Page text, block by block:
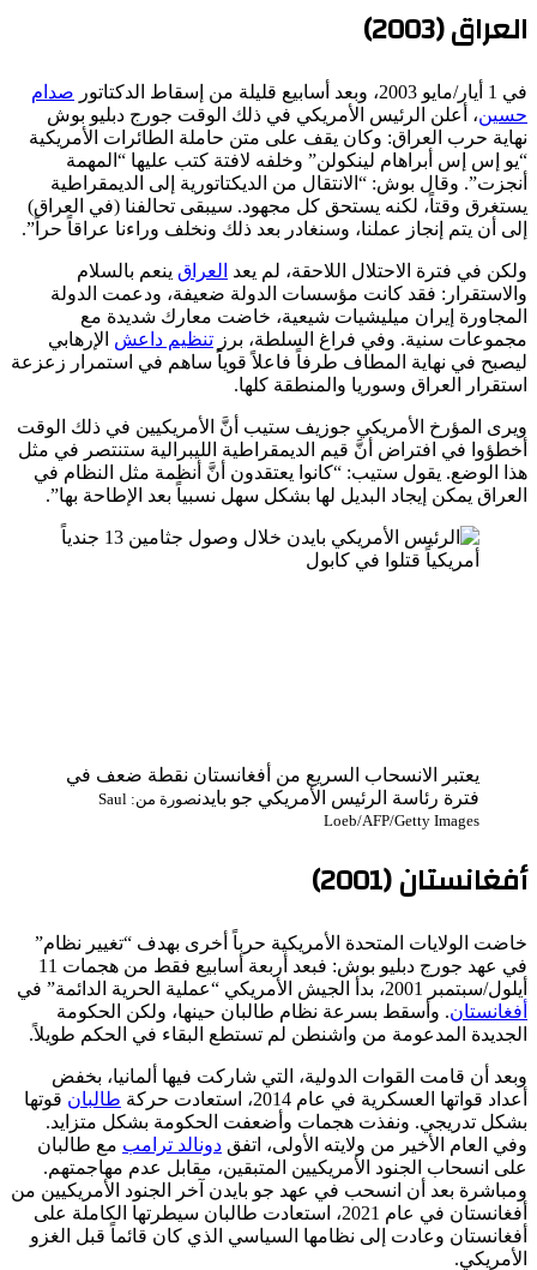
العراق (2003)
في 1 أيار/مايو 2003، وبعد أسابيع قليلة من إسقاط الدكتاتور
صدام
حسين، أعلن الرئيس الأمريكي في ذلك الوقت جورج دبليو بوش
نهاية حرب العراق: وكان يقف على متن حاملة الطائرات الأمريكية
“يو إس إس أبراهام لينكولن” وخلفه لافتة كتب عليها “المهمة
أنجزت”. وقال بوش: “الانتقال من الديكتاتورية إلى الديمقراطية
يستغرق وقتاً، لكنه يستحق كل مجهود. سيبقى تحالفنا (في العراق)
إلى أن يتم إنجاز عملنا، وسنغادر بعد ذلك ونخلف وراءنا عراقاً حراً”.
ولكن في فترة الاحتلال اللاحقة، لم يعد العراق ينعم بالسلام
والاستقرار: فقد كانت مؤسسات الدولة ضعيفة، ودعمت الدولة
المجاورة إيران ميليشيات شيعية، خاضت معارك شديدة مع
مجموعات سنية. وفي فراغ السلطة، برز تنظيم داعش الإرهابي
ليصبح في نهاية المطاف طرفاً فاعلاً قوياًً ساهم في استمرار زعزعة
استقرار العراق وسوريا والمنطقة كلها.
ويرى المؤرخ الأمريكي جوزيف ستيب أنَّ الأمريكيين في ذلك الوقت
أخطؤوا في افتراض أنَّ قيم الديمقراطية الليبرالية ستنتصر في مثل
هذا الوضع. يقول ستيب: “كانوا يعتقدون أنَّ أنظمة مثل النظام في
العراق يمكن إيجاد البديل لها بشكل سهل نسبياً بعد الإطاحة بها”.
يعتبر الانسحاب السريع من أفغانستان نقطة ضعف في
فترة رئاسة الرئيس الأمريكي جو بايدن
صورة من: Saul
Loeb/AFP/Getty Images
أفغانستان (2001)
خاضت الولايات المتحدة الأمريكية حرباً أخرى بهدف “تغيير نظام”
في عهد جورج دبليو بوش: فبعد أربعة أسابيع فقط من هجمات 11
أيلول/سبتمبر 2001، بدأ الجيش الأمريكي “عملية الحرية الدائمة” في
أفغانستان. وأسقط بسرعة نظام طالبان حينها، ولكن الحكومة
الجديدة المدعومة من واشنطن لم تستطع البقاء في الحكم طويلاً.
وبعد أن قامت القوات الدولية، التي شاركت فيها ألمانيا، بخفض
أعداد قواتها العسكرية في عام 2014، استعادت حركة
طالبان قوتها
بشكل تدريجي. ونفذت هجمات وأضعفت الحكومة بشكل متزايد.
وفي العام الأخير من ولايته الأولى، اتفق دونالد ترامب مع طالبان
على انسحاب الجنود الأمريكيين المتبقين، مقابل عدم مهاجمتهم.
ومباشرة بعد أن انسحب في عهد جو بايدن آخر الجنود الأمريكيين من
أفغانستان في عام 2021، استعادت طالبان سيطرتها الكاملة على
أفغانستان وعادت إلى نظامها السياسي الذي كان قائماً قبل الغزو
الأمريكي.